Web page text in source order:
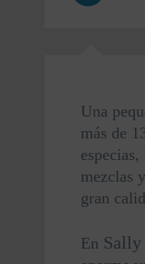
Una
más de
mezclas
gran
En Sally